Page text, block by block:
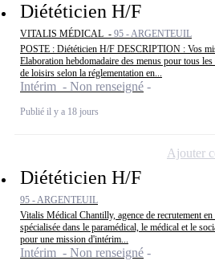
Diététicien H/F
VITALIS MÉDICAL - 95 - ARGENTEUIL
POSTE : Diététicien H/F DESCRIPTION : Vos
Elaboration hebdomadaire des menus pour tous les
de loisirs selon la réglementation en...
Intérim - Non renseigné
Publié il y a 18 jours
Diététicien H/F
95 - ARGENTEUIL
Vitalis Médical Chantilly, agence de recrutement
spécialisée dans le paramédical, le médical et le
pour une mission d'intérim...
Intérim - Non renseigné
Ajouter